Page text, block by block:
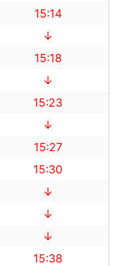
15:14
↓
15:18
↓
15:23
↓
15:27
15:30
↓
↓
↓
15:38